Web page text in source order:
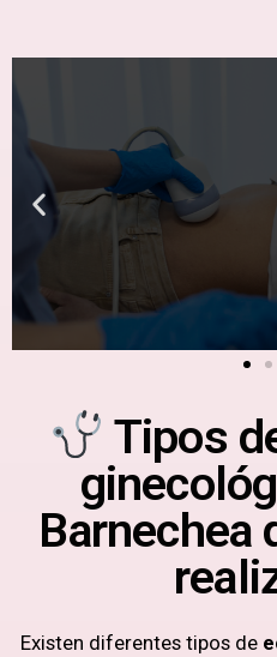
Tipos
Barnechea
Existen diferentes tipos de